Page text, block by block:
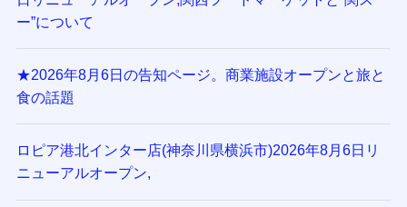
ー”について
★2026年8月6日の告知ページ。商業施設オープンと旅と
食の話題
ロピア港北インター店(神奈川県横浜市)2026年8月6日リ
ニューアルオープン,